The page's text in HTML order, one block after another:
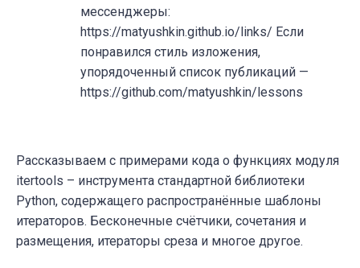
мессенджеры:
https://matyushkin.github.io/links/ Если
понравился стиль изложения,
упорядоченный список публикаций —
https://github.com/matyushkin/lessons
Рассказываем с примерами кода о функциях модуля
itertools – инструмента стандартной библиотеки
Python, содержащего распространённые шаблоны
итераторов. Бесконечные счётчики, сочетания и
размещения, итераторы среза и многое другое.